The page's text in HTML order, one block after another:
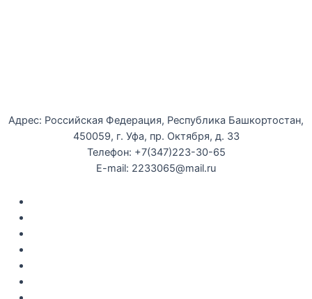
Адрес: Российская Федерация, Республика Башкортостан,
450059, г. Уфа, пр. Октября, д. 33
Телефон: +7(347)223-30-65
E-mail: 2233065@mail.ru